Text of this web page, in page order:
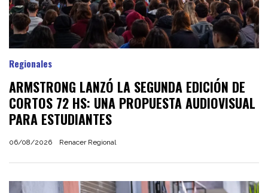
ARMSTRONG LANZÓ LA SEGUNDA EDICIÓN DE
CORTOS 72 HS: UNA PROPUESTA AUDIOVISUAL
PARA ESTUDIANTES
Renacer Regional
Regionales
06/08/2026